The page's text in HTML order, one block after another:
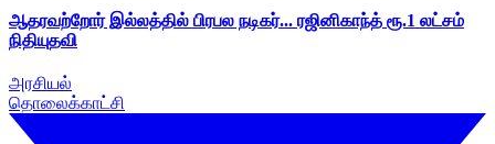
ஆதரவற்றோர் இல்லத்தில் பிரபல நடிகர்... ரஜினிகாந்த் ரூ.1 லட்சம்
நிதியுதவி
அரசியல்
தொலைக்காட்சி